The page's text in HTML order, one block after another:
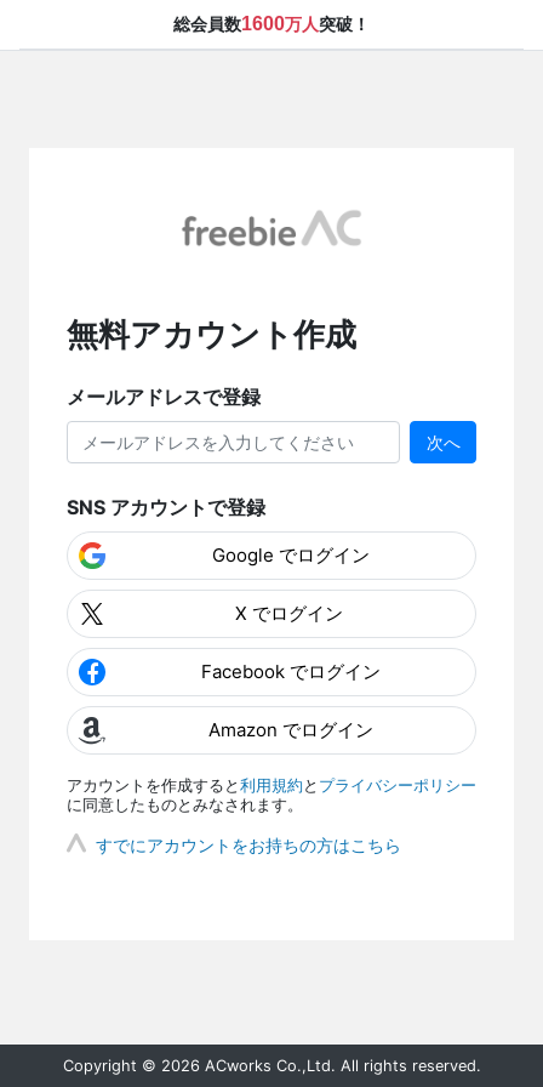
総会員数1600万人突破！
無料アカウント作成
メールアドレスで登録
次へ
SNS アカウントで登録
Google でログイン
X でログイン
Facebook でログイン
Amazon でログイン
アカウントを作成すると 利用規約 と プライバシーポリシー
に同意したものとみなされます。
すでにアカウントをお持ちの方はこちら
Copyright © 2026 ACworks Co.,Ltd. All rights reserved.